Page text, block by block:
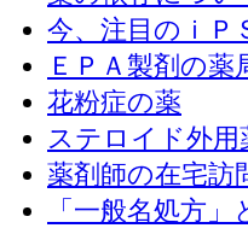
今、注目のｉＰ
ＥＰＡ製剤の薬
花粉症の薬
ステロイド外用
薬剤師の在宅訪
「一般名処方」